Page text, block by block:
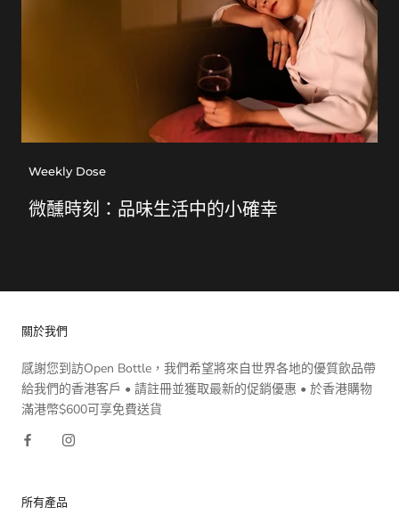
Weekly Dose
微醺時刻：品味生活中的小確幸
關於我們
感謝您到訪Open Bottle，我們希望將來自世界各地的優質飲品帶
給我們的香港客戶 • 請註冊並獲取最新的促銷優惠 • 於香港購物
滿港幣$600可享免費送貨
所有產品